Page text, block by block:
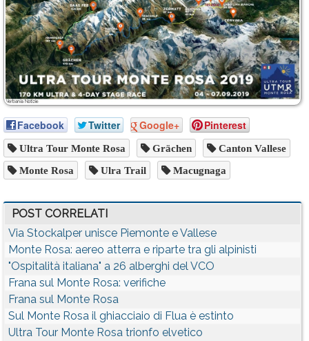
Facebook Twitter Google+ Pinterest
Ultra Tour Monte Rosa Grächen Canton Vallese
Monte Rosa Ulra Trail Macugnaga
POST CORRELATI
Via Stockalper unisce Piemonte e Vallese
Monte Rosa: aereo atterra e riparte tra gli alpinisti
"Ospitalità italiana" a 26 alberghi del VCO
Frana sul Monte Rosa: verifiche
Frana sul Monte Rosa
Sul Monte Rosa il ghiacciaio di Flua è estinto
Ultra Tour Monte Rosa trionfo elvetico